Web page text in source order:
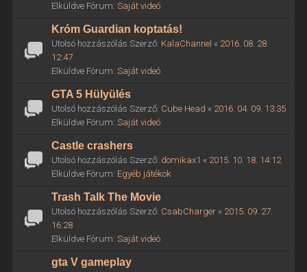
Elküldve Fórum: Saját videó
Króm Guardian koptatás!
Utolsó hozzászólás Szerző: KalaChannel « 2016. 08. 28.
12:47
Elküldve Fórum: Saját videó
GTA 5 Hülyülés
Utolsó hozzászólás Szerző: Cube Head « 2016. 04. 09. 13:35
Elküldve Fórum: Saját videó
Castle crashers
Utolsó hozzászólás Szerző: domikax1 « 2015. 10. 18. 14:12
Elküldve Fórum: Egyéb játékok
Trash Talk The Movie
Utolsó hozzászólás Szerző: CsabCharger« 2015. 09. 27.
16:28
Elküldve Fórum: Saját videó
gta V gameplay